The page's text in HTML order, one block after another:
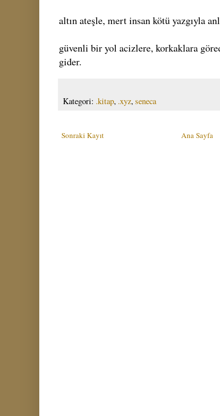
altın ateşle, mert insan kötü yazgıyla
güvenli bir yol acizlere, korkaklara
gider.
Kategori: .kitap, .xyz,seneca
Sonraki Kayıt Ana Sayfa